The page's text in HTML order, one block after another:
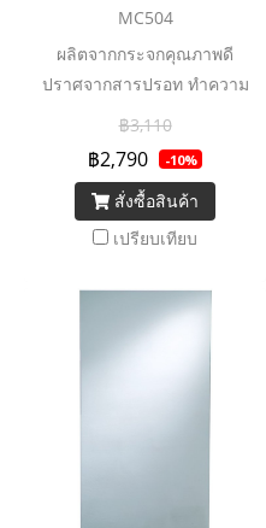
MC504
ผลิตจากกระจกคุณภาพดี
ปราศจากสารปรอท ทำความ
สะอาดง่าย
฿3,110
฿2,790 -10%
สั่งซื้อสินค้า
เปรียบเทียบ